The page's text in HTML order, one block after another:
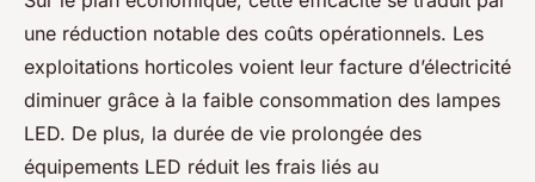
une réduction notable des coûts opérationnels. Les
exploitations horticoles voient leur facture d’électricité
diminuer grâce à la faible consommation des lampes
LED. De plus, la durée de vie prolongée des
équipements LED réduit les frais liés au